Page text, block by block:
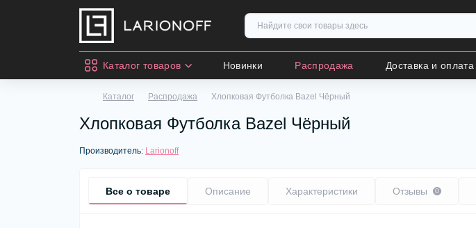
Каталог товаров Новинки Распродажа Доставка и оплата
Каталог Распродажа Хлопковая Футболка Bazel Чёрный
Хлопковая Футболка Bazel Чёрный
Производитель: Larionoff
Все о товаре Описание Характеристики Отзывы 0